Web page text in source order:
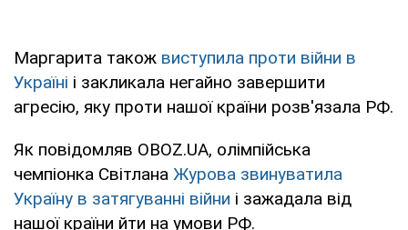
Маргарита також виступила проти війни в
Україні і закликала негайно завершити
агресію, яку проти нашої країни розв'язала РФ.
Як повідомляв OBOZ.UA, олімпійська
чемпіонка Світлана Журова звинуватила
Україну в затягуванні війни і зажадала від
нашої країни йти на умови РФ.